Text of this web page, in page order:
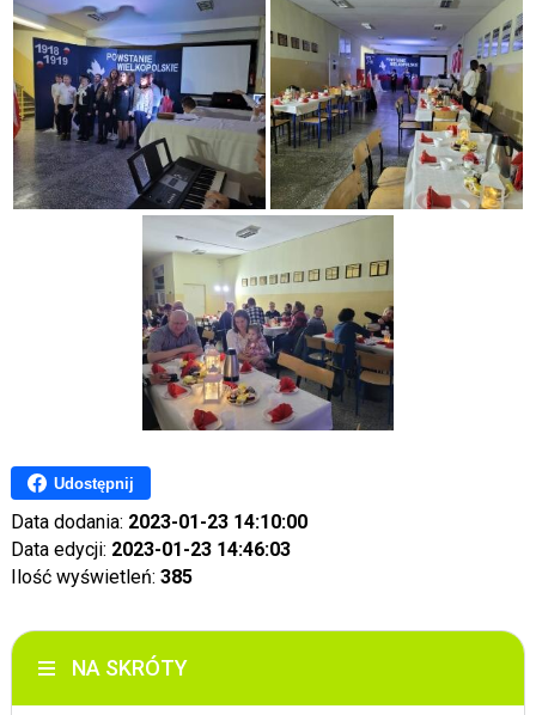
Udostępnij
Data dodania: 2023-01-23 14:10:00
Data edycji: 2023-01-23 14:46:03
Ilość wyświetleń: 385
NA SKRÓTY